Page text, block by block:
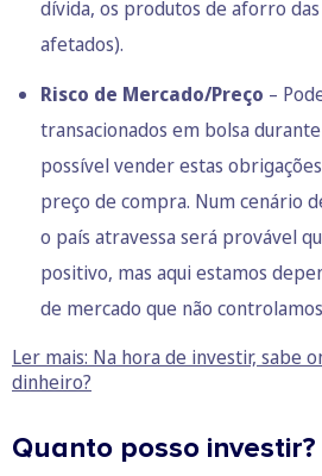
dívida, os produtos de aforro
afetados).
Risco de Mercado/Preço –
transacionados em bolsa
possível vender estas
preço de compra. Num cenário
o país atravessa será provável
positivo, mas aqui estamos
de mercado que não
Ler mais: Na hora de investir, sabe
dinheiro?
Quanto posso investir?